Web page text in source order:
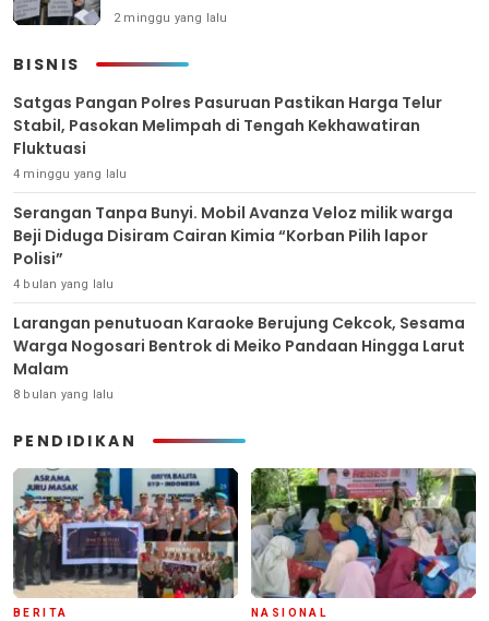
2 minggu yang lalu
BISNIS
Satgas Pangan Polres Pasuruan Pastikan Harga Telur
Stabil, Pasokan Melimpah di Tengah Kekhawatiran
Fluktuasi
4 minggu yang lalu
Serangan Tanpa Bunyi. Mobil Avanza Veloz milik warga
Beji Diduga Disiram Cairan Kimia “Korban Pilih lapor
Polisi”
4 bulan yang lalu
Larangan penutuoan Karaoke Berujung Cekcok, Sesama
Warga Nogosari Bentrok di Meiko Pandaan Hingga Larut
Malam
8 bulan yang lalu
PENDIDIKAN
BERITA NASIONAL